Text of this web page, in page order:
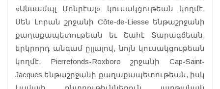
«Անսամպլ Մոնրէալ» կուսակցութեան կողմէ,
Սեն Լորան շրջանի Côte-de-Liesse ենթաշրջանի
քաղաքապետութեան եւ Շահէ Տարագճեան,
երկրորդ անգամ ըլլալով, նոյն կուսակցութեան
կողմէ, Pierrefonds-Roxboro շրջանի Cap-Saint-
Jacques ենթաշրջանի քաղաքապետութեան, իսկ